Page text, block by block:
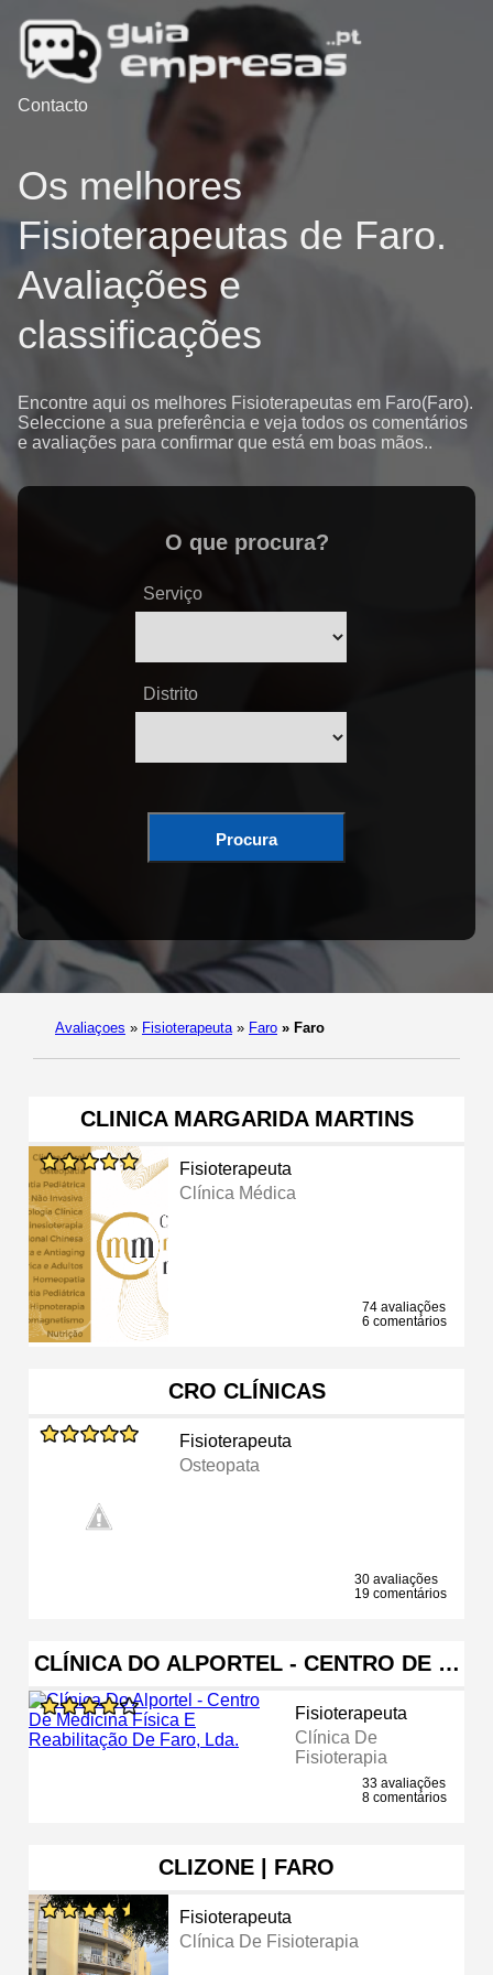
Contacto
Os melhores
Fisioterapeutas de Faro.
Avaliações e
classificações
Encontre aqui os melhores Fisioterapeutas em Faro(Faro).
Seleccione a sua preferência e veja todos os comentários
e avaliações para confirmar que está em boas mãos..
O que procura?
Serviço
Distrito
Procura
Avaliaçoes » Fisioterapeuta » Faro » Faro
CLINICA MARGARIDA MARTINS
Fisioterapeuta
Clínica Médica
74 avaliações
6 comentários
CRO CLÍNICAS
Fisioterapeuta
Osteopata
30 avaliações
19 comentários
CLÍNICA DO ALPORTEL - CENTRO DE …
Fisioterapeuta
Clínica De
Fisioterapia
33 avaliações
8 comentários
CLIZONE | FARO
Fisioterapeuta
Clínica De Fisioterapia